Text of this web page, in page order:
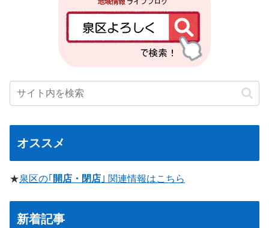
オススメ
★泉区の｢ 開店・閉店 ｣ 関連情報はこちら
新着記事